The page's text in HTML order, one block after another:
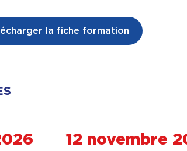
la fiche formation
12 novembre